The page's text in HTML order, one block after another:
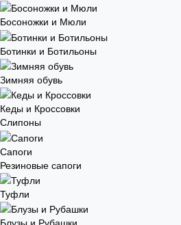
Босоножки и Мюли
Ботинки и Ботильоны
Зимняя обувь
Кеды и Кроссовки
Слипоны
Сапоги
Резиновые сапоги
Туфли